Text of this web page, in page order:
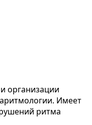
организации
Имеет
ритма